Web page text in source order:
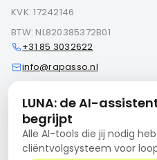
KVK: 17242146
BTW: NL820385372B01
+31 85 3032622
info@rapasso.nl
Algemene voorwaarden
Privacyverklaring
Cookiebeleid
LUNA: de AI-
begrijpt
Alle AI-tools die jij nodig
cliëntvolgsysteem voor